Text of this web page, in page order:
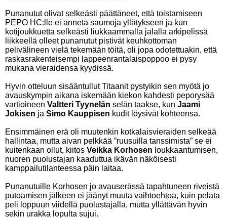
Punanutut olivat selkeästi päättäneet, että toistamiseen
PEPO HC:lle ei anneta saumoja yllätykseen ja kun
kotijoukkuetta selkeästi liukkaammalla jalalla arkipelissä
liikkeellä olleet punanutut pistivät keuhkottoman
pelivälineen vielä tekemään töitä, oli jopa odotettuakin, että
raskasrakenteisempi lappeenrantalaispoppoo ei pysy
mukana vieraidensa kyydissä.
Hyvin otteluun sisääntullut Titaanit pystyikin sen myötä jo
avauskympin aikana iskemään kiekon kahdesti peporysää
vartioineen Valtteri Tyynelän selän taakse, kun Jaami
Jokisen ja Simo Kauppisen kudit löysivät kohteensa.
Ensimmäinen erä oli muutenkin kotkalaisvieraiden selkeää
hallintaa, mutta aivan pelkkää ”ruusuilla tanssimista” se ei
kuitenkaan ollut, kiitos Veikka Korhosen loukkaantumisen,
nuoren puolustajan kaaduttua ikävän näköisesti
kamppailutilanteessa päin laitaa.
Punanutuille Korhosen jo avauserässä tapahtuneen riveistä
putoamisen jälkeen ei jäänyt muuta vaihtoehtoa, kuin pelata
peli loppuun viidellä puolustajalla, mutta yllättävän hyvin
sekin urakka lopulta sujui.